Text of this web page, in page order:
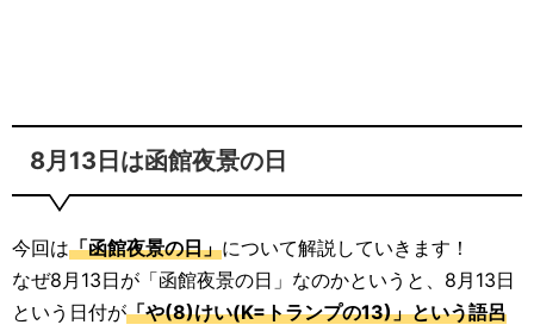
8月13日は函館夜景の日
今回は「函館夜景の日」について解説していきます！
なぜ8月13日が「函館夜景の日」なのかというと、8月13日
という日付が「や(8)けい(K=トランプの13)」という語呂